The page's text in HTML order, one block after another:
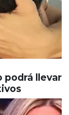
podrá llevar